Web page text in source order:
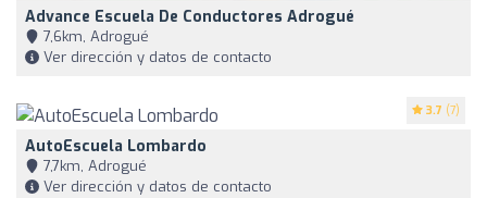
Advance Escuela De Conductores Adrogué
7,6km, Adrogué
Ver dirección y datos de contacto
3.7 (7)
AutoEscuela Lombardo
7,7km, Adrogué
Ver dirección y datos de contacto